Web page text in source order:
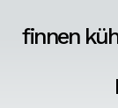
finnen